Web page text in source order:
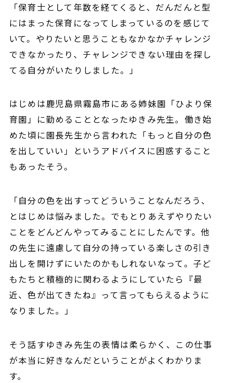
「保育士として年数を経てくると、だんだんと型
にはまった保育になってしまっているのを感じて
いて。やりたいと思うこともなかなかチャレンジ
できなかったり、チャレンジできない理由を探し
てる自分がいたりしました。」
はじめは鹿児島県霧島市にある姉妹園「ひより保
育園」に勤めることとなったゆきみ先生。働き始
めた頃に園長先生から言われた「もっと自分の色
を出していい」というアドバイスに困惑すること
もあったそう。
「自分の色を出すってどういうことなんだろう、
とはじめは悩みました。でもとりあえずやりたい
ことをどんどんやってみることにしたんです。他
の先生に遠慮して自分の持っている楽しさの引き
出しを開けずにいたのかもしれないなって。子ど
もたちと積極的に関わるようにしていたら『最
近、色が出てきたね』って言ってもらえるように
なりました。」
そう話すゆきみ先生の表情は柔らかく、この仕事
が本当に好きなんだということがよくわかりま
す。